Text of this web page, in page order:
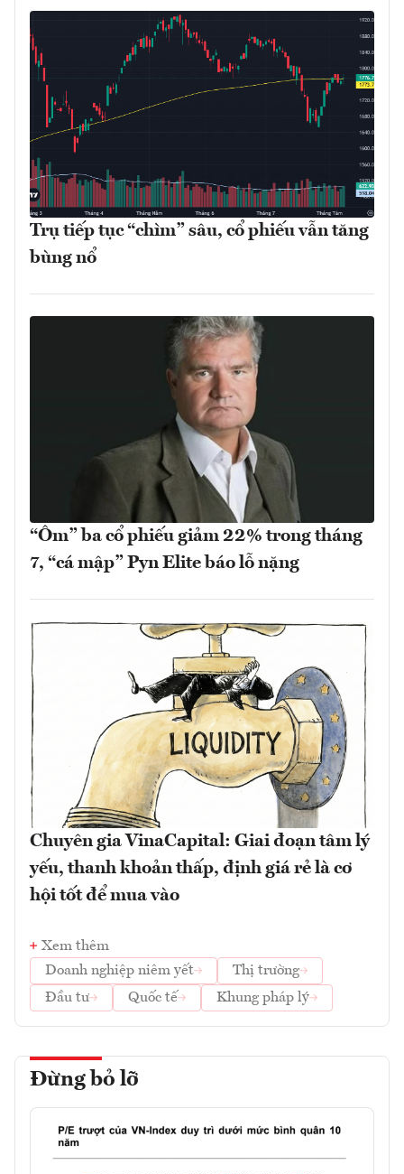
Trụ tiếp tục “chìm” sâu, cổ phiếu vẫn tăng
bùng nổ
“Ôm” ba cổ phiếu giảm 22% trong tháng
7, “cá mập” Pyn Elite báo lỗ nặng
Chuyên gia VinaCapital: Giai đoạn tâm lý
yếu, thanh khoản thấp, định giá rẻ là cơ
hội tốt để mua vào
Xem thêm
Doanh nghiệp niêm yết
Thị trường
Đầu tư
Quốc tế Khung pháp lý
Đừng bỏ lỡ